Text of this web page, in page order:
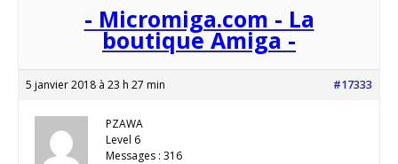
- Micromiga.com - La
boutique Amiga -
5 janvier 2018 à 23 h 27 min #17333
PZAWA
Level 6
Messages : 316